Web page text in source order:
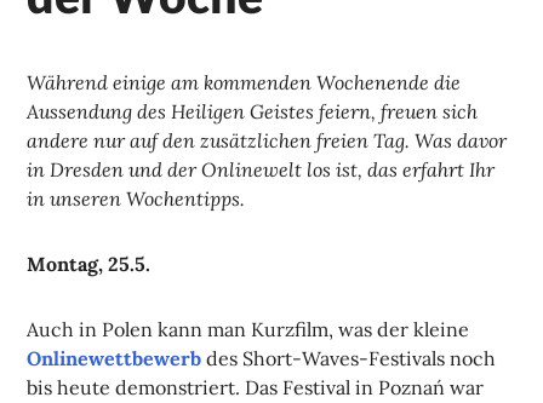
Während einige am kommenden Wochenende die
Aussendung des Heiligen Geistes feiern, freuen sich
andere nur auf den zusätzlichen freien Tag. Was davor
in Dresden und der Onlinewelt los ist, das erfahrt Ihr
in unseren Wochentipps.
Montag, 25.5.
Auch in Polen kann man Kurzfilm, was der kleine
Onlinewettbewerb des Short-Waves-Festivals noch
bis heute demonstriert. Das Festival in Poznań war